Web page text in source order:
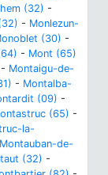
(32) -
- Monlezun-
(30) -
- Mont (65)
- Montaigu-de-
- Montalba-
(09) -
(65) -
la-
Montauban-de-
(32) -